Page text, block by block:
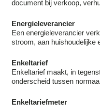
document bij verkoop,
Energieleverancier
Een energieleverancier
stroom, aan huishoudelijke
Enkeltarief
Enkeltarief maakt, in
onderscheid tussen
Enkeltariefmeter